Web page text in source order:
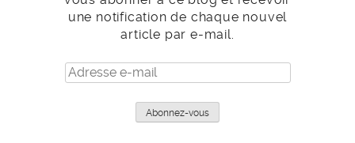
une notification de chaque nouvel
article par e-mail.
Adresse
e-
Abonnez-vous